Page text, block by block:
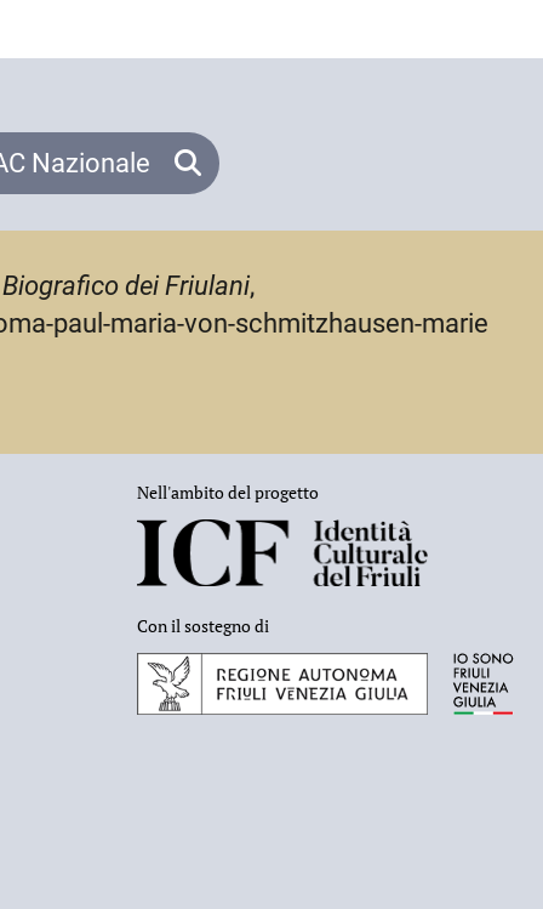
Nazionale
dei Friulani,
paul-maria-von-schmitzhausen-marie
Nell'ambito del progetto
Con il sostegno di